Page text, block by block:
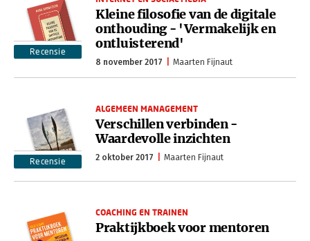
Recensie
Kleine filosofie van de digitale
onthouding - 'Vermakelijk en
ontluisterend'
8 november 2017 Maarten Fijnaut
Recensie
ALGEMEEN MANAGEMENT
Verschillen verbinden -
Waardevolle inzichten
2 oktober 2017 Maarten Fijnaut
COACHING EN TRAINEN
Praktijkboek voor mentoren